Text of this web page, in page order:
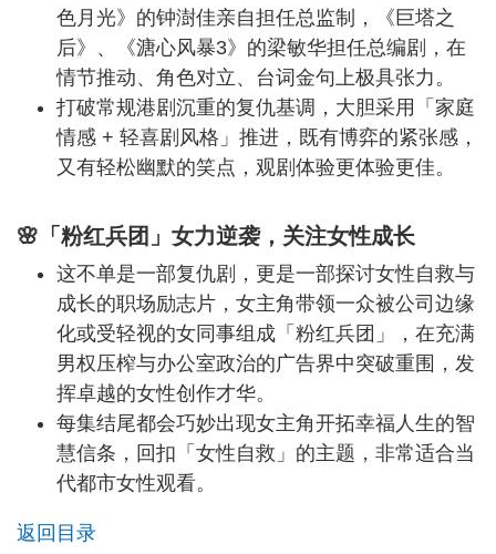
色月光》的钟澍佳亲自担任总监制，《巨塔之
后》、《溏心风暴3》的梁敏华担任总编剧，在
情节推动、角色对立、台词金句上极具张力。
打破常规港剧沉重的复仇基调，大胆采用「家庭
情感 + 轻喜剧风格」推进，既有博弈的紧张感，
又有轻松幽默的笑点，观剧体验更体验更佳。
🌸「粉红兵团」女力逆袭，关注女性成长
这不单是一部复仇剧，更是一部探讨女性自救与
成长的职场励志片，女主角带领一众被公司边缘
化或受轻视的女同事组成「粉红兵团」，在充满
男权压榨与办公室政治的广告界中突破重围，发
挥卓越的女性创作才华。
每集结尾都会巧妙出现女主角开拓幸福人生的智
慧信条，回扣「女性自救」的主题，非常适合当
代都市女性观看。
返回目录